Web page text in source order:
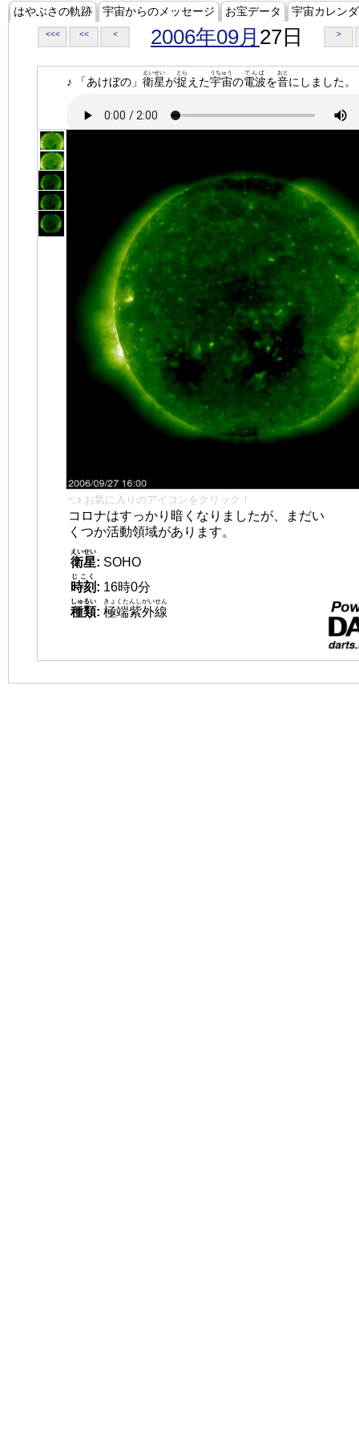
はやぶさの軌跡 宇宙からのメッセージ お宝データ 宇宙カレン
<<< << < 2006年09月 27日 >
♪ 「あけぼの」 衛星
えいせい
が捉
とら
えた宇宙
うちゅう
の電波
でんぱ
を音
おと
にしました。
👈 お気に入りのアイコンをクリック！
コロナはすっかり暗くなりましたが、まだい
くつか活動領域があります。
衛星
えいせい
: SOHO
時刻
じこく
: 16時0分
種類
しゅるい
: 極端紫外線
きょくたんしがいせん